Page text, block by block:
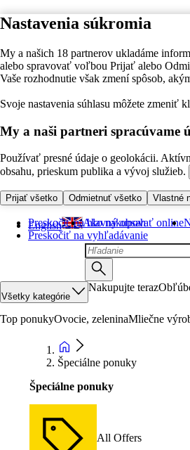
Nastavenia súkromia
My a našich 18 partnerov ukladáme
alebo spravovať voľbou Prijať alebo
Vaše rozhodnutie však zmení spôsob,
Svoje nastavenia súhlasu môžete zmeniť
My a naši partneri spracúvame
Používať presné údaje o geolokácii.
obsahu, prieskum publika a vývoj služieb.
Prijať všetko Odmietnuť všetko Vlastné
Preskočiť na hlavný obsah
Preskočiť na vyhľadávanie
English Ako nakupovať online
Všetky kategórie
Nakupujte teraz
Top ponukyOvocie, zeleninaMliečne
Špeciálne ponuky
Špeciálne ponuky
All Offers